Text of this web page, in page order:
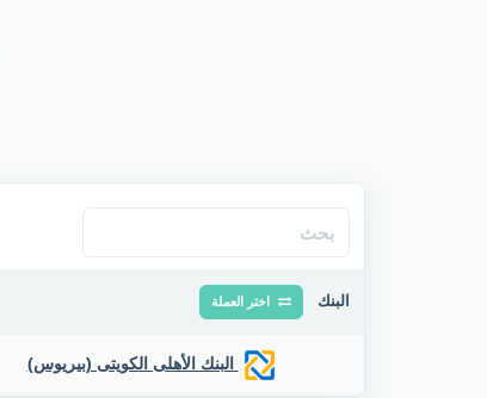
البنك اختر العملة
البنك الأهلى الكويتى (بيريوس)